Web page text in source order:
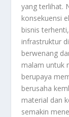
yang terlihat.
konsekuensi
bisnis
infrastruktur
berwenang
malam untuk
berupaya
berusaha
material dan
semakin